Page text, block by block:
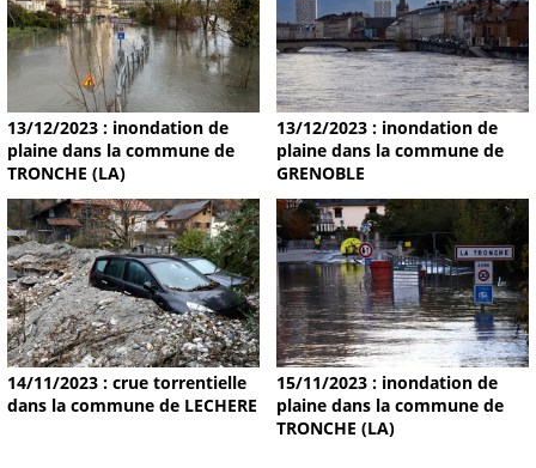
13/12/2023 : inondation de
plaine dans la commune de
TRONCHE (LA)
13/12/2023 : inondation de
plaine dans la commune de
GRENOBLE
14/11/2023 : crue torrentielle
dans la commune de LECHERE
15/11/2023 : inondation de
plaine dans la commune de
TRONCHE (LA)